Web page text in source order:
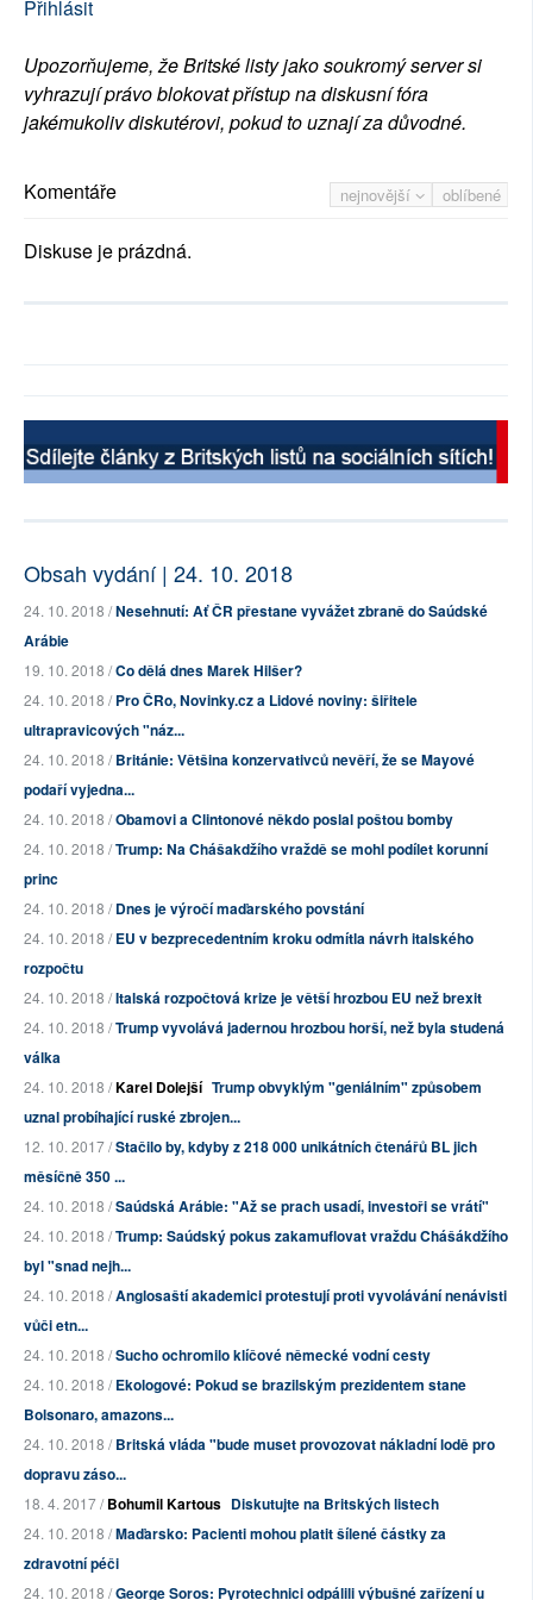
Přihlásit
Upozorňujeme, že Britské listy jako soukromý server si
vyhrazují právo blokovat přístup na diskusní fóra
jakémukoliv diskutérovi, pokud to uznají za důvodné.
nejnovější oblíbené
Komentáře
Diskuse je prázdná.
Obsah vydání | 24. 10. 2018
24. 10. 2018 /Nesehnutí: Ať ČR přestane vyvážet zbraně do Saúdské
Arábie
19. 10. 2018 /Co dělá dnes Marek Hilšer?
24. 10. 2018 /Pro ČRo, Novinky.cz a Lidové noviny: šiřitele
ultrapravicových "náz...
24. 10. 2018 /Británie: Většina konzervativců nevěří, že se Mayové
podaří vyjedna...
24. 10. 2018 /Obamovi a Clintonové někdo poslal poštou bomby
24. 10. 2018 /Trump: Na Chášakdžího vraždě se mohl podílet korunní
princ
24. 10. 2018 /Dnes je výročí maďarského povstání
24. 10. 2018 /EU v bezprecedentním kroku odmítla návrh italského
rozpočtu
24. 10. 2018 /Italská rozpočtová krize je větší hrozbou EU než brexit
24. 10. 2018 /Trump vyvolává jadernou hrozbou horší, než byla studená
válka
24. 10. 2018 /Karel Dolejší Trump obvyklým "geniálním" způsobem
uznal probíhající ruské zbrojen...
12. 10. 2017 /Stačilo by, kdyby z 218 000 unikátních čtenářů BL jich
měsíčně 350 ...
24. 10. 2018 /Saúdská Arábie: "Až se prach usadí, investoři se vrátí"
24. 10. 2018 /Trump: Saúdský pokus zakamuflovat vraždu Chášákdžího
byl "snad nejh...
24. 10. 2018 /Anglosaští akademici protestují proti vyvolávání nenávisti
vůči etn...
24. 10. 2018 /Sucho ochromilo klíčové německé vodní cesty
24. 10. 2018 /Ekologové: Pokud se brazilským prezidentem stane
Bolsonaro, amazons...
24. 10. 2018 /Britská vláda "bude muset provozovat nákladní lodě pro
dopravu záso...
18. 4. 2017 /Bohumil Kartous Diskutujte na Britských listech
24. 10. 2018 /Maďarsko: Pacienti mohou platit šílené částky za
zdravotní péči
24. 10. 2018 /George Soros: Pyrotechnici odpálili výbušné zařízení u